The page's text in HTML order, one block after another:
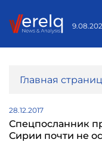
Главная
28.12.2017
Спецпосланник
Сирии почти не